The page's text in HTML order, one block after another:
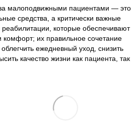
малоподвижными пациентами — это
средства, а критически важные
которые обеспечивают
комфорт; их правильное сочетание
ежедневный уход, снизить
качество жизни как пациента, так